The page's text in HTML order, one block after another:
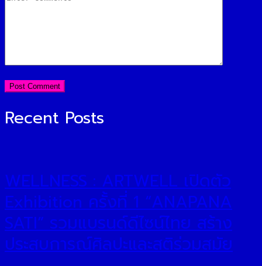
Recent Posts
WELLNESS : ARTWELL เปิดตัว
Exhibition ครั้งที่ 1 “ANAPANA
SATI” รวมแบรนด์ดีไซน์ไทย สร้าง
ประสบการณ์ศิลปะและสติร่วมสมัย